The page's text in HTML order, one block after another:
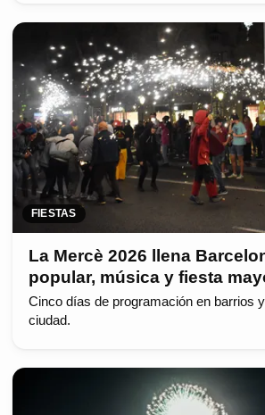
FIESTAS
La Mercè 2026 llena
popular, música y fiesta
Cinco días de programación en barrios
ciudad.